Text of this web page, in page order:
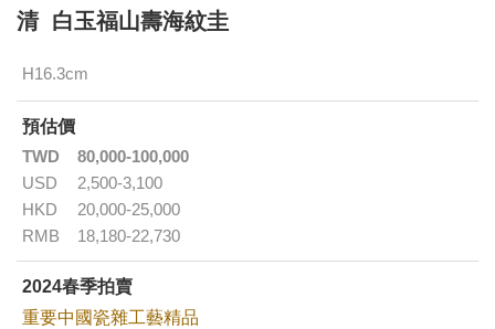
清 白玉福山壽海紋圭
H16.3cm
預估價
TWD
80,000-100,000
USD
2,500-3,100
HKD
20,000-25,000
RMB
18,180-22,730
2024春季拍賣
重要中國瓷雜工藝精品